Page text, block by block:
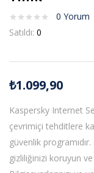
0 Yorum
Satıldı: 0
₺1.099,90
Kaspersky Internet
çevrimiçi tehditlere
güvenlik
gizliliğinizi koruyun ve